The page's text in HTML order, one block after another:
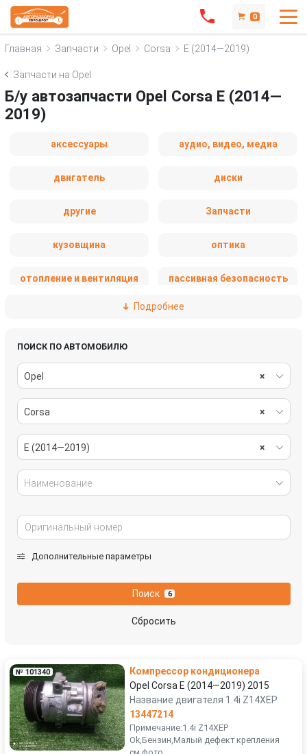
0
Главная Запчасти Opel Corsa E (2014—2019)
Запчасти на Opel
Б/у автозапчасти Opel Corsa E (2014—
2019)
аксессуары аудио, видео, медиа
двигатель диски
другие Запчасти
кузовщина оптика
отопление и вентиляция пассивная безопасность
рулевое управление
салон
стеклоочистители
топливная система тормозная система
трансмиссия
Подробнее
ПОИСК ПО АВТОМОБИЛЮ
×
Opel
×
Corsa
×
E (2014—2019)
Наименование
Дополнительные параметры
Поиск 6
Сбросить
№ 101340
Компрессор кондиционера
Opel Corsa E (2014—2019) 2015
Название двигателя 1.4i Z14XEP
13447214
Примечание:1.4i Z14XEP
Ok,Бензин,Малый дефект крепления